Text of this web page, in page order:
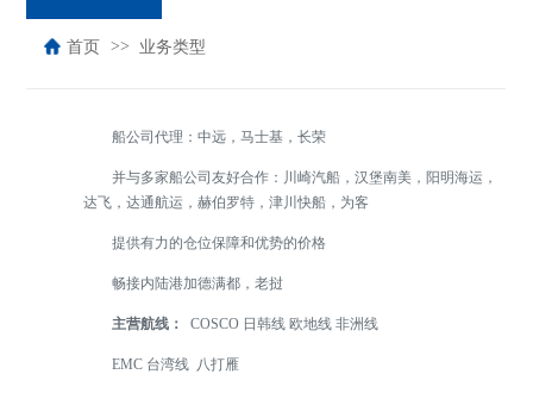
首页 业务类型
船公司代理：中远，马士基，长荣
并与多家船公司友好合作：川崎汽船，汉堡南美，阳明海运，
达飞，达通航运，赫伯罗特，津川快船，为客
提供有力的仓位保障和优势的价格
畅接内陆港加德满都，老挝
主营航线： COSCO 日韩线 欧地线 非洲线
EMC 台湾线 八打雁